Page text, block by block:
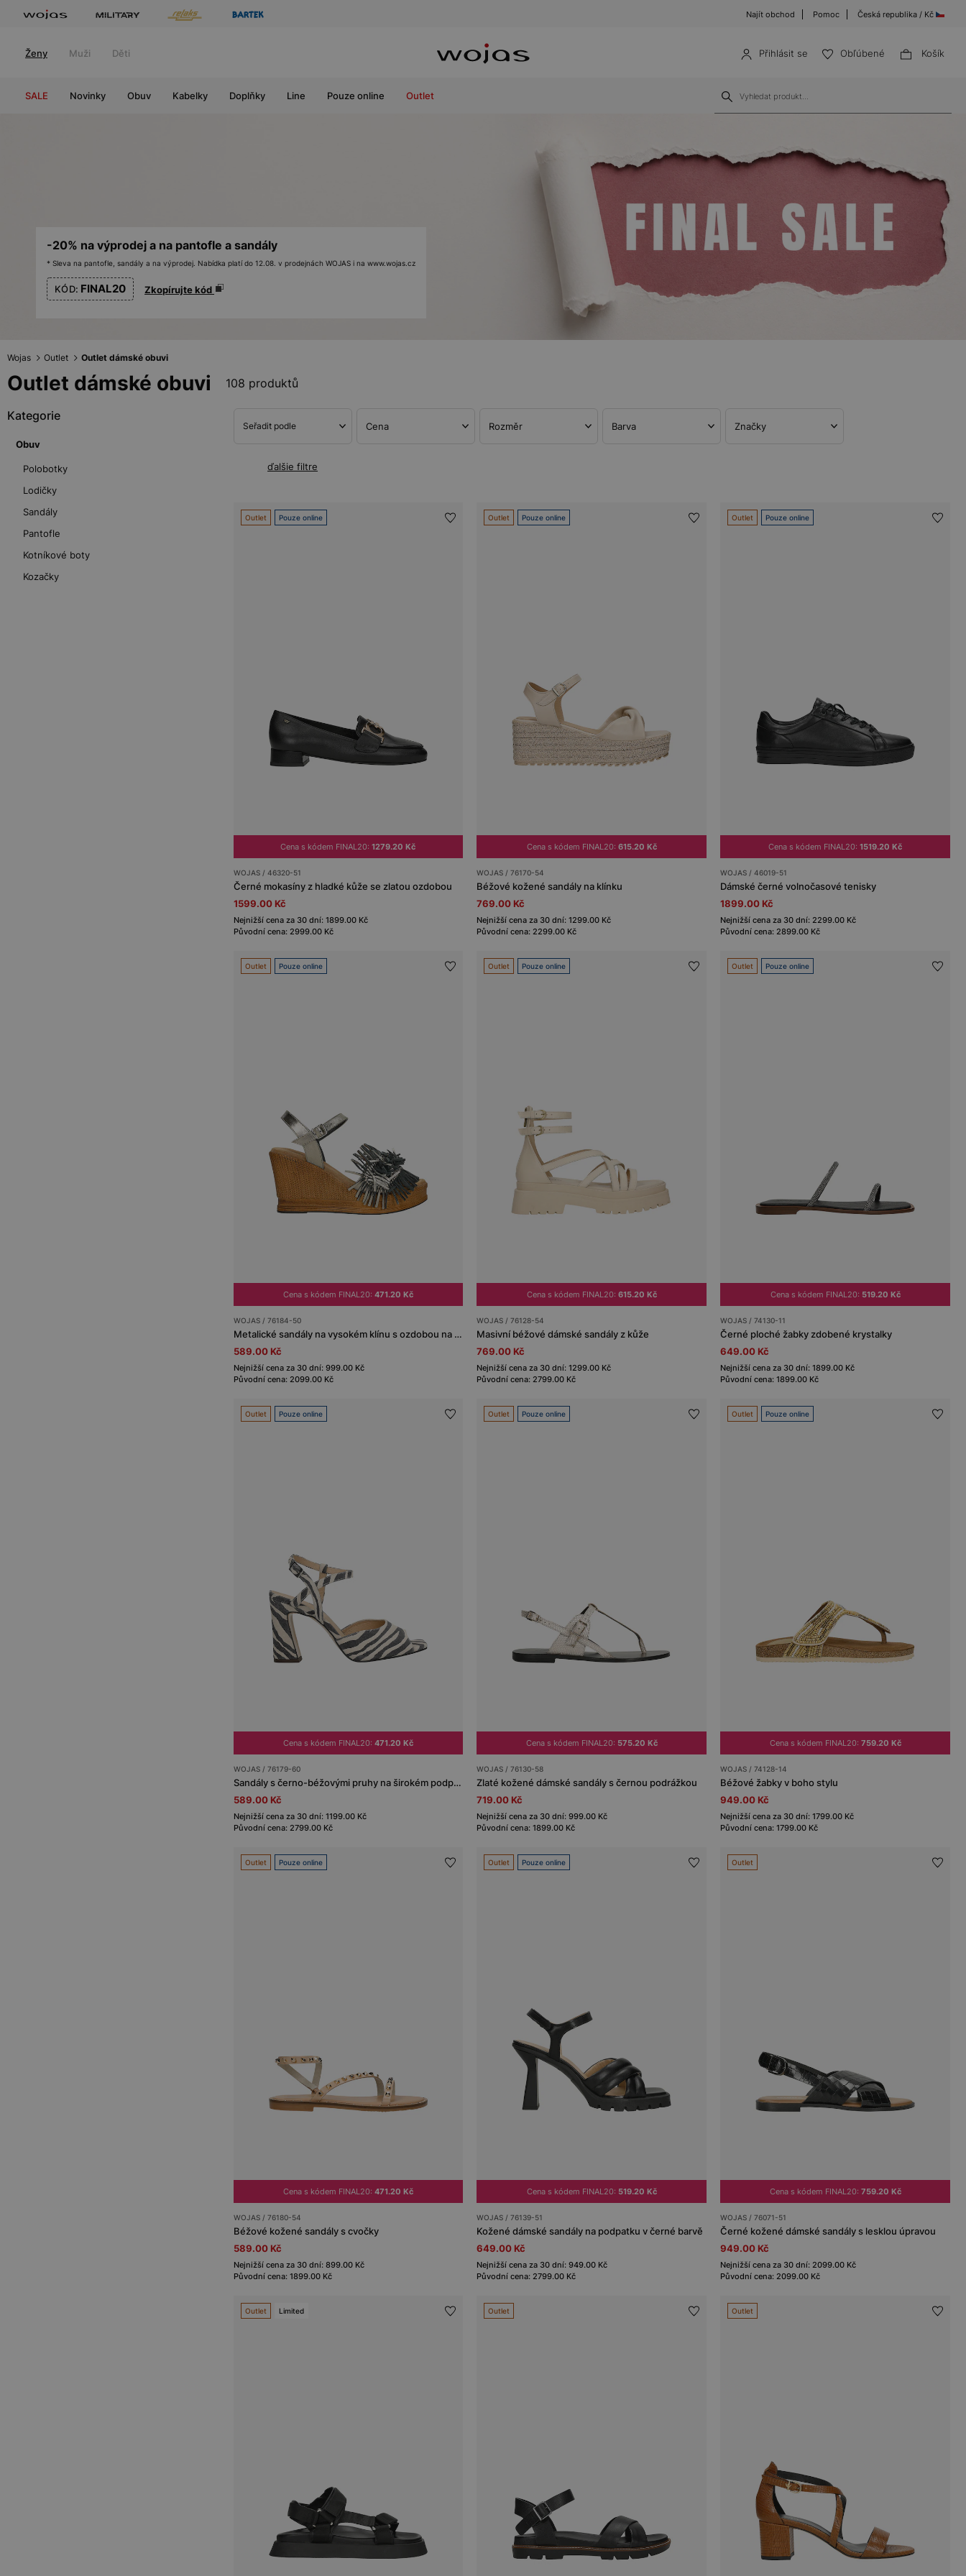
Najít obchod Pomoc Česká republika / Kč
Ženy Muži Děti Přihlásit se Obľúbené Košík
SALE Novinky Obuv Kabelky Doplňky Line Pouze online Outlet
-20% na výprodej a na pantofle a sandály
* Sleva na pantofle, sandály a na výprodej. Nabídka platí do 12.08. v prodejnách WOJAS i na www.wojas.cz
KÓD: FINAL20 Zkopírujte kód
Wojas Outlet Outlet dámské obuvi
Outlet dámské obuvi 108 produktů
Kategorie
Obuv
Polobotky
Lodičky
Sandály
Pantofle
Kotníkové boty
Kozačky
Seřadit podle Cena Rozměr Barva Značky
ďalšie filtre
Outlet Pouze online
Cena s kódem FINAL20:1279.20 Kč
WOJAS / 46320-51
Černé mokasíny z hladké kůže se zlatou ozdobou
1599.00 Kč
Nejnižší cena za 30 dní: 1899.00 Kč
Původní cena: 2999.00 Kč
Outlet Pouze online
Cena s kódem FINAL20: 615.20 Kč
WOJAS / 76170-54
Béžové kožené sandály na klínku
769.00 Kč
Nejnižší cena za 30 dní: 1299.00 Kč
Původní cena: 2299.00 Kč
Outlet Pouze online
Cena s kódem FINAL20:1519.20 Kč
WOJAS / 46019-51
Dámské černé volnočasové tenisky
1899.00 Kč
Nejnižší cena za 30 dní: 2299.00 Kč
Původní cena: 2899.00 Kč
Outlet Pouze online
Cena s kódem FINAL20: 471.20 Kč
WOJAS / 76184-50
Metalické sandály na vysokém klínu s ozdobou na řemínku
589.00 Kč
Nejnižší cena za 30 dní: 999.00 Kč
Původní cena: 2099.00 Kč
Outlet Pouze online
Cena s kódem FINAL20: 615.20 Kč
WOJAS / 76128-54
Masivní béžové dámské sandály z kůže
769.00 Kč
Nejnižší cena za 30 dní: 1299.00 Kč
Původní cena: 2799.00 Kč
Outlet Pouze online
Cena s kódem FINAL20: 519.20 Kč
WOJAS / 74130-11
Černé ploché žabky zdobené krystalky
649.00 Kč
Nejnižší cena za 30 dní: 1899.00 Kč
Původní cena: 1899.00 Kč
Outlet Pouze online
Cena s kódem FINAL20: 471.20 Kč
WOJAS / 76179-60
Sandály s černo-béžovými pruhy na širokém podpatku
589.00 Kč
Nejnižší cena za 30 dní: 1199.00 Kč
Původní cena: 2799.00 Kč
Outlet Pouze online
Cena s kódem FINAL20: 575.20 Kč
WOJAS / 76130-58
Zlaté kožené dámské sandály s černou podrážkou
719.00 Kč
Nejnižší cena za 30 dní: 999.00 Kč
Původní cena: 1899.00 Kč
Outlet Pouze online
Cena s kódem FINAL20: 759.20 Kč
WOJAS / 74128-14
Béžové žabky v boho stylu
949.00 Kč
Nejnižší cena za 30 dní: 1799.00 Kč
Původní cena: 1799.00 Kč
Outlet Pouze online
Cena s kódem FINAL20: 471.20 Kč
WOJAS / 76180-54
Béžové kožené sandály s cvočky
589.00 Kč
Nejnižší cena za 30 dní: 899.00 Kč
Původní cena: 1899.00 Kč
Outlet Pouze online
Cena s kódem FINAL20: 519.20 Kč
WOJAS / 76139-51
Kožené dámské sandály na podpatku v černé barvě
649.00 Kč
Nejnižší cena za 30 dní: 949.00 Kč
Původní cena: 2799.00 Kč
Outlet
Cena s kódem FINAL20: 759.20 Kč
WOJAS / 76071-51
Černé kožené dámské sandály s lesklou úpravou
949.00 Kč
Nejnižší cena za 30 dní: 2099.00 Kč
Původní cena: 2099.00 Kč
Outlet Limited Outlet Outlet